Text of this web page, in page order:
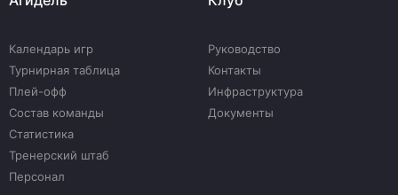
Календарь игр
Турнирная таблица
Плей-офф
Состав команды
Статистика
Тренерский штаб
Персонал
Руководство
Контакты
Инфраструктура
Документы